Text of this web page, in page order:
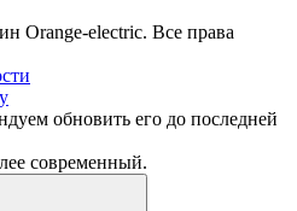
Orange-electric. Все права
обновить его до последней
современный.